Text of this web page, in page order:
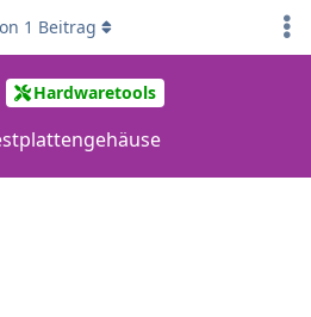
Hardwaretools
1 Beitrag